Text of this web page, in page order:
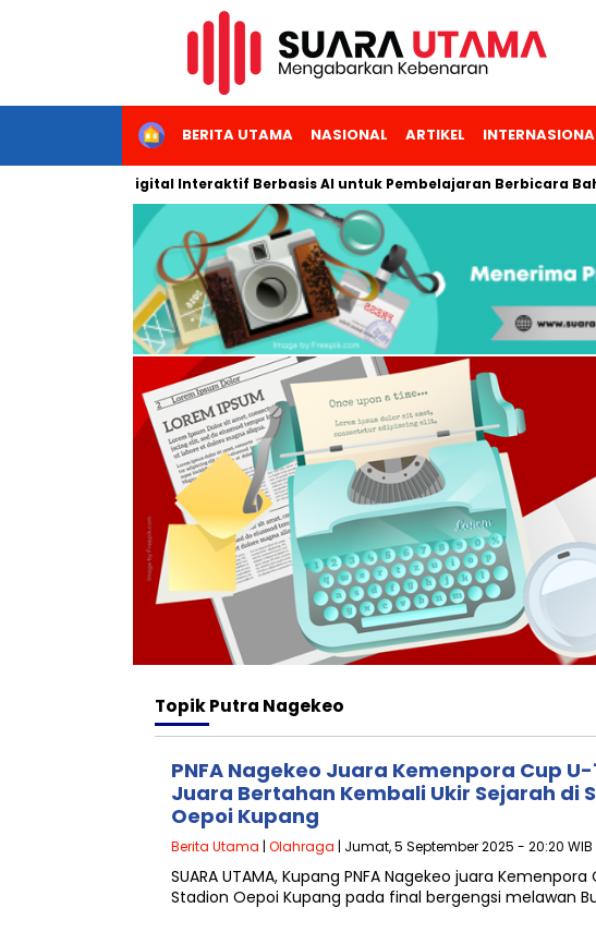
HOMEBERITA UTAMA NASIONAL ARTIKEL
Modul Digital Interaktif Berbasis AI untuk Pembelajaran Berbicara
TopikPutra Nagekeo
PNFA Nagekeo Juara Kemenpora Cup U-
Juara Bertahan Kembali Ukir Sejarah di
Oepoi Kupang
Berita Utama | Olahraga | Jumat, 5 September 2025 - 20:20 WIB
SUARA UTAMA, Kupang PNFA Nagekeo juara
Stadion Oepoi Kupang pada final bergengsi melawan